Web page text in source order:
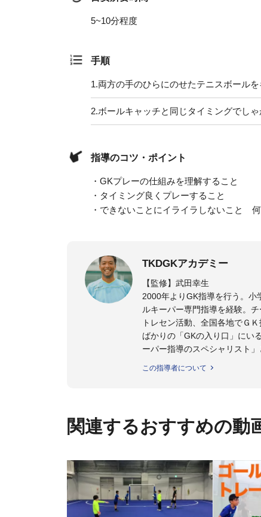
5~10分程度
手順
1.両方の手のひらにのせたテニスボール
2.ボールキャッチと同じタイミングでし
指導のコツ・ポイント
・GKプレーの仕組みを理解すること
・タイミング良くプレーすること
・できないことにイライラしないこと
TKDGKアカデミー
【監修】武田幸生
2000年よりGK指導を行う。小
ルキーパー専門指導を経験。
トレセン活動、全国各地でＧ
ばかりの「GKの入り口」にい
ーパー指導のスペシャリスト」
この指導者について
関連するおすすめの動